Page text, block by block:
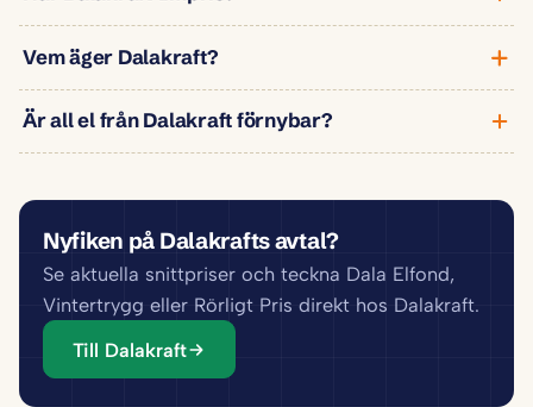
Vem äger Dalakraft?
Är all el från Dalakraft förnybar?
Nyfiken på Dalakrafts avtal?
Se aktuella snittpriser och teckna Dala Elfond,
Vintertrygg eller Rörligt Pris direkt hos Dalakraft.
Till Dalakraft